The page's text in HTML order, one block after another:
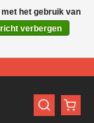
aanwezig in de
het gebruik van
verbergen